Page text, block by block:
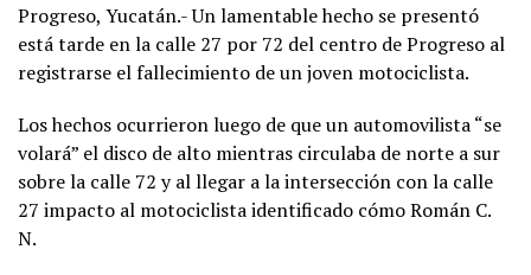
Progreso, Yucatán.- Un lamentable hecho se presentó
está tarde en la calle 27 por 72 del centro de Progreso al
registrarse el fallecimiento de un joven motociclista.
Los hechos ocurrieron luego de que un automovilista “se
volará” el disco de alto mientras circulaba de norte a sur
sobre la calle 72 y al llegar a la intersección con la calle
27 impacto al motociclista identificado cómo Román C.
N.